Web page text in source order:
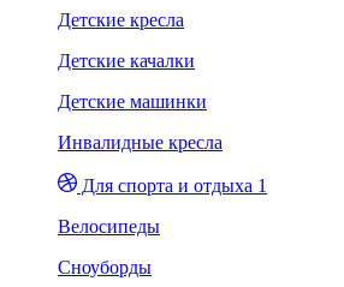
Детские кресла
Детские качалки
Детские машинки
Инвалидные кресла
Для спорта и отдыха 1
Велосипеды
Сноуборды